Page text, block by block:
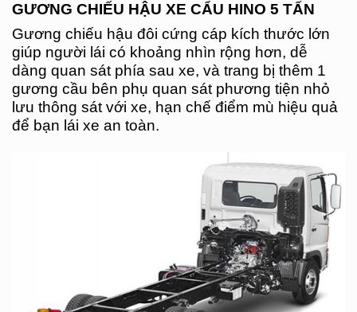
GƯƠNG CHIẾU HẬU XE CẨU HINO 5 TẤN
Gương chiếu hậu đôi cứng cáp kích thước lớn
giúp người lái có khoảng nhìn rộng hơn, dễ
dàng quan sát phía sau xe, và trang bị thêm 1
gương cầu bên phụ quan sát phương tiện nhỏ
lưu thông sát với xe, hạn chế điểm mù hiệu quả
để bạn lái xe an toàn.